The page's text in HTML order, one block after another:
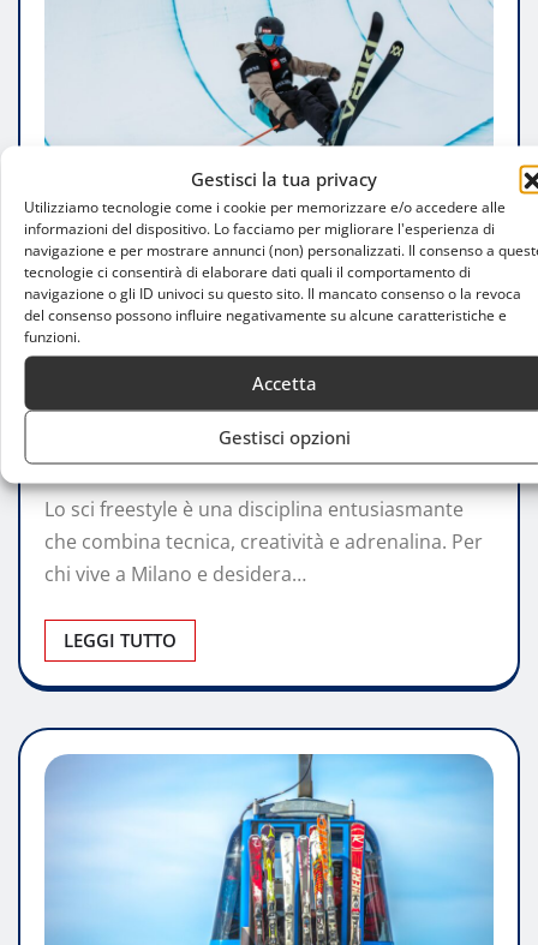
Gestisci la tua privacy
Utilizziamo tecnologie come i cookie per memorizzare e/o accedere alle
informazioni del dispositivo. Lo facciamo per migliorare l'esperienza di
navigazione e per mostrare annunci (non) personalizzati. Il consenso a
tecnologie ci consentirà di elaborare dati quali il comportamento di
navigazione o gli ID univoci su questo sito. Il mancato consenso o la revoca
del consenso possono influire negativamente su alcune caratteristiche e
funzioni.
Accetta
Gestisci opzioni
FARE SPORT
Dove praticare sci freestyle vicino a
Milano: le migliori località per
principianti
Emma Citterio Set 3, 2025 0
Lo sci freestyle è una disciplina entusiasmante
che combina tecnica, creatività e adrenalina. Per
chi vive a Milano e desidera…
LEGGI TUTTO